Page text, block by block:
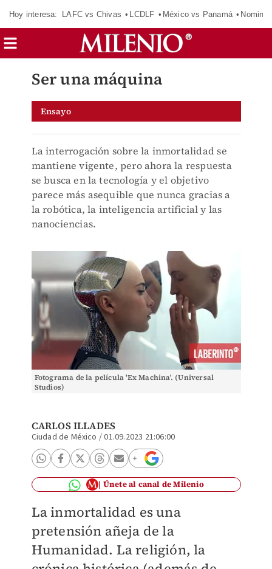
Hoy interesa: LAFC vs Chivas LCDLF México vs Panamá
Ser una máquina
Ensayo
La interrogación sobre la inmortalidad se
mantiene vigente, pero ahora la respuesta
se busca en la tecnología y el objetivo
parece más asequible que nunca gracias a
la robótica, la inteligencia artificial y las
nanociencias.
Fotograma de la película 'Ex Machina'. (Universal
Studios)
CARLOS ILLADES
Ciudad de México /01.09.2023 21:06:00
Únete al canal de Milenio
La inmortalidad es una
pretensión añeja de la
Humanidad. La religión, la